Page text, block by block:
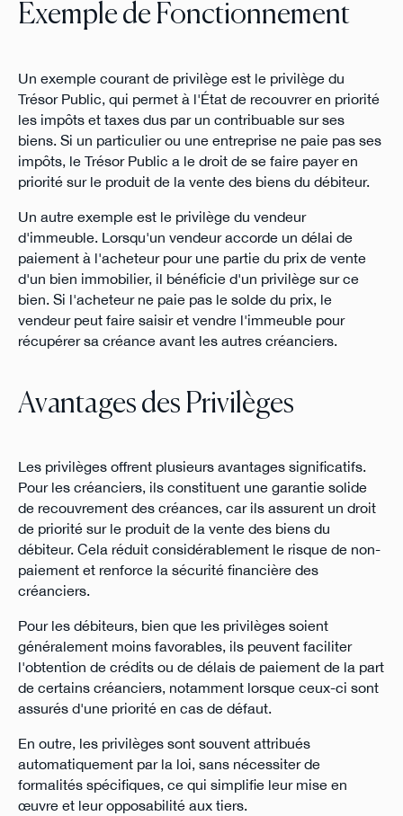
Exemple de Fonctionnement
Un exemple courant de privilège est le privilège du
Trésor Public, qui permet à l'État de recouvrer en priorité
les impôts et taxes dus par un contribuable sur ses
biens. Si un particulier ou une entreprise ne paie pas ses
impôts, le Trésor Public a le droit de se faire payer en
priorité sur le produit de la vente des biens du débiteur.
Un autre exemple est le privilège du vendeur
d'immeuble. Lorsqu'un vendeur accorde un délai de
paiement à l'acheteur pour une partie du prix de vente
d'un bien immobilier, il bénéficie d'un privilège sur ce
bien. Si l'acheteur ne paie pas le solde du prix, le
vendeur peut faire saisir et vendre l'immeuble pour
récupérer sa créance avant les autres créanciers.
Avantages des Privilèges
Les privilèges offrent plusieurs avantages significatifs.
Pour les créanciers, ils constituent une garantie solide
de recouvrement des créances, car ils assurent un droit
de priorité sur le produit de la vente des biens du
débiteur. Cela réduit considérablement le risque de non-
paiement et renforce la sécurité financière des
créanciers.
Pour les débiteurs, bien que les privilèges soient
généralement moins favorables, ils peuvent faciliter
l'obtention de crédits ou de délais de paiement de la part
de certains créanciers, notamment lorsque ceux-ci sont
assurés d'une priorité en cas de défaut.
En outre, les privilèges sont souvent attribués
automatiquement par la loi, sans nécessiter de
formalités spécifiques, ce qui simplifie leur mise en
œuvre et leur opposabilité aux tiers.